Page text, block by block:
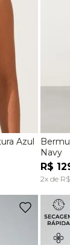
Azul
Navy
R$
2x de R$